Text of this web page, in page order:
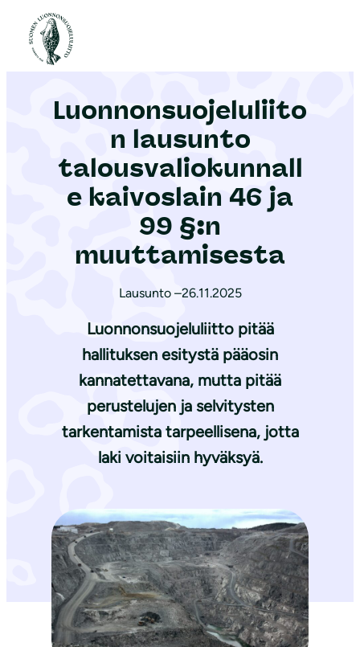
Etusivu
Luonnonsuojeluliito
n lausunto
talousvaliokunnall
e kaivoslain 46 ja
99 §:n
muuttamisesta
Lausunto –26.11.2025
Luonnonsuojeluliitto pitää
hallituksen esitystä pääosin
kannatettavana, mutta pitää
perustelujen ja selvitysten
tarkentamista tarpeellisena, jotta
laki voitaisiin hyväksyä.